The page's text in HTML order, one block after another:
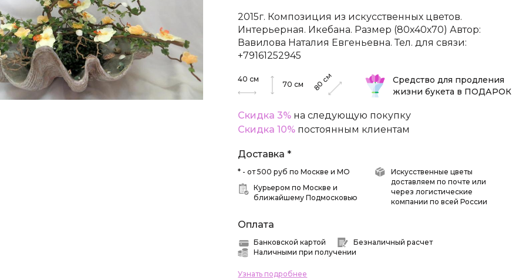
2015г. Композиция из искусственных цветов.
Интерьерная. Икебана. Размер (80х40х70) Автор:
Вавилова Наталия Евгеньевна. Тел. для связи:
+79161252945
40 см
70 см 80
см
Средство для продления
жизни букета в ПОДАРОК
Скидка 3% на следующую покупку
Скидка 10% постоянным клиентам
Доставка *
* - от 500 руб по Москве и МО
Курьером по Москве и
ближайшему Подмосковью
Искусственные цветы
доставляем по почте или
через логистические
компании по всей России
Оплата
Банковской картой
Безналичный расчет
Наличными при получении
Узнать подробнее